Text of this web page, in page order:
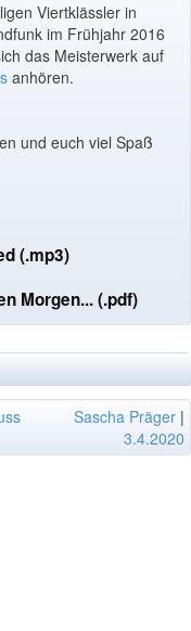
Viertklässler in
im Frühjahr 2016
das Meisterwerk auf
anhören.
und euch viel Spaß
(.mp3)
Morgen... (.pdf)
Sascha Präger |
3.4.2020